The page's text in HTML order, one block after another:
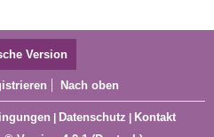
Version
Nach oben
Datenschutz
Kontakt